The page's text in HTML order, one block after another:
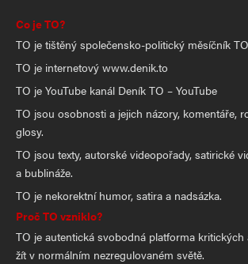
Co je TO?
TO je tištěný společensko-politický měsíčník TO
TO je internetový www.denik.to
TO je YouTube kanál Deník TO – YouTube
TO jsou osobnosti a jejich názory, komentáře,
glosy.
TO jsou texty, autorské videopořady, satirické
a bublináže.
TO je nekorektní humor, satira a nadsázka.
Proč TO vzniklo?
TO je autentická svobodná platforma
žít v normálním nezregulovaném světě.